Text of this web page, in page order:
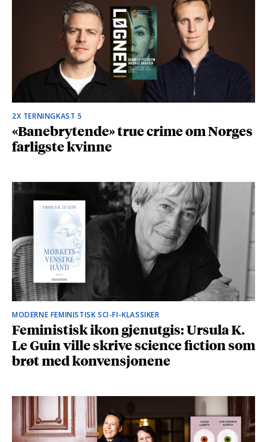
2X TERNINGKAST 5
«Banebrytende» true crime om Norges
farligste kvinne
MODERNE FEMINISTISK SCI-FI-KLASSIKER
Feministisk ikon gjenutgis: Ursula K.
Le Guin ville skrive science fiction som
brøt med konvensjonene